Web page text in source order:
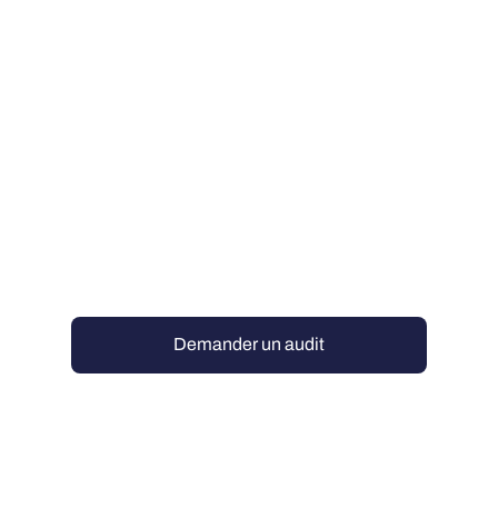
Demander un audit